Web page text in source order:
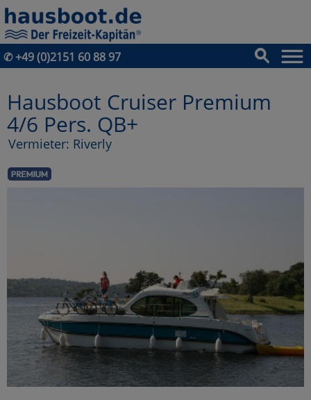
✆ +49 (0)2151 60 88 97
Hausboot Cruiser Premium
4/6 Pers. QB+
Vermieter: Riverly